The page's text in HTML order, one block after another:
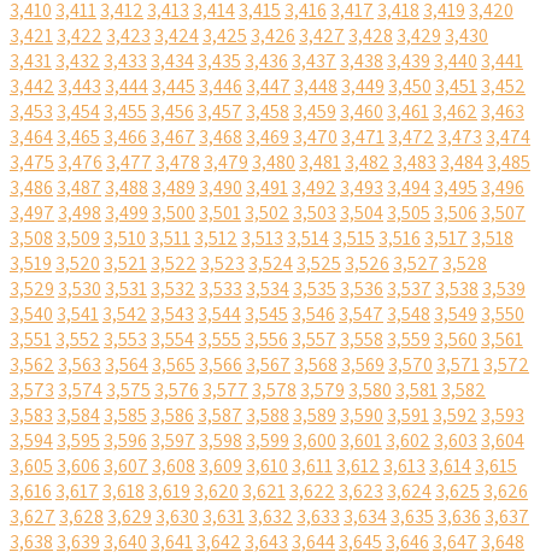
3,410 3,4113,412 3,413 3,4143,415 3,416 3,417 3,418 3,419 3,420
3,4213,422 3,423 3,4243,425 3,426 3,427 3,428 3,429 3,430
3,4313,432 3,433 3,4343,435 3,436 3,437 3,438 3,439 3,440 3,441
3,442 3,443 3,4443,445 3,446 3,447 3,448 3,449 3,450 3,4513,452
3,453 3,4543,455 3,456 3,457 3,458 3,459 3,460 3,4613,462 3,463
3,4643,465 3,466 3,467 3,468 3,469 3,470 3,4713,472 3,473 3,474
3,475 3,476 3,477 3,478 3,479 3,480 3,4813,482 3,483 3,4843,485
3,486 3,487 3,488 3,489 3,490 3,4913,492 3,493 3,4943,495 3,496
3,497 3,498 3,499 3,500 3,5013,502 3,503 3,5043,505 3,506 3,507
3,508 3,509 3,510 3,5113,512 3,513 3,5143,515 3,516 3,517 3,518
3,519 3,520 3,5213,522 3,523 3,5243,525 3,526 3,527 3,528
3,529 3,530 3,5313,532 3,533 3,5343,535 3,536 3,537 3,538 3,539
3,540 3,5413,542 3,543 3,5443,545 3,546 3,547 3,548 3,549 3,550
3,5513,552 3,553 3,5543,555 3,556 3,557 3,558 3,559 3,560 3,561
3,562 3,563 3,5643,565 3,566 3,567 3,568 3,569 3,570 3,5713,572
3,573 3,5743,575 3,576 3,577 3,578 3,579 3,580 3,5813,582
3,583 3,5843,585 3,586 3,587 3,588 3,589 3,590 3,5913,592 3,593
3,5943,595 3,596 3,597 3,598 3,599 3,600 3,6013,602 3,603 3,604
3,605 3,606 3,607 3,608 3,609 3,610 3,6113,612 3,613 3,6143,615
3,616 3,617 3,618 3,619 3,620 3,6213,622 3,623 3,6243,625 3,626
3,627 3,628 3,629 3,630 3,6313,632 3,633 3,6343,635 3,636 3,637
3,638 3,639 3,640 3,6413,642 3,643 3,6443,645 3,646 3,647 3,648